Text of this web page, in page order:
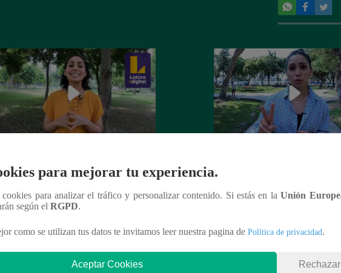
energía más limpias
con Gas Natural (GNV)
interesar
para mejorar tu experiencia.
para analizar el tráfico y personalizar contenido. Si estás en laUnión
según el RGPD.
como se utilizan tus datos te invitamos leer nuestra pagina de Política de privacidad.
Aceptar Cookies Rechazar